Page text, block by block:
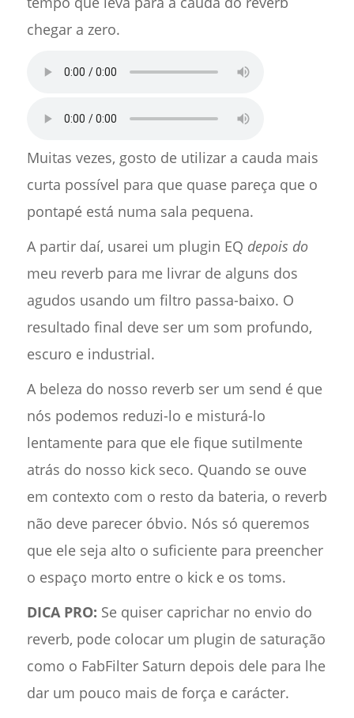
chegar a zero.
Muitas vezes, gosto de utilizar a cauda mais
curta possível para que quase pareça que o
pontapé está numa sala pequena.
A partir daí, usarei um plugin EQ depois do
meu reverb para me livrar de alguns dos
agudos usando um filtro passa-baixo. O
resultado final deve ser um som profundo,
escuro e industrial.
A beleza do nosso reverb ser um send é que
nós podemos reduzi-lo e misturá-lo
lentamente para que ele fique sutilmente
atrás do nosso kick seco. Quando se ouve
em contexto com o resto da bateria, o reverb
não deve parecer óbvio. Nós só queremos
que ele seja alto o suficiente para preencher
o espaço morto entre o kick e os toms.
DICA PRO: Se quiser caprichar no envio do
reverb, pode colocar um plugin de saturação
como o FabFilter Saturn depois dele para lhe
dar um pouco mais de força e carácter.